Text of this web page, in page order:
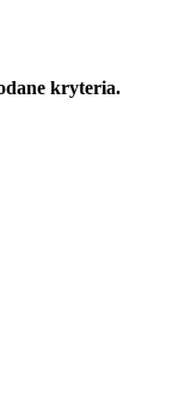
kryteria.